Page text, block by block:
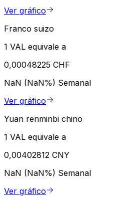
Ver gráfico
Franco suizo
1 VAL equivale a
0,00048225 CHF
NaN (NaN%) Semanal
Ver gráfico
Yuan renminbi chino
1 VAL equivale a
0,00402812 CNY
NaN (NaN%) Semanal
Ver gráfico